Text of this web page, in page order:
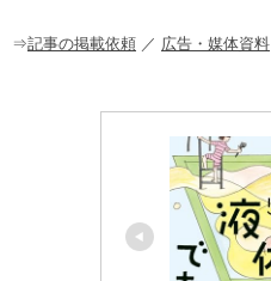
o
⇒記事の掲載依頼 ／ 広告・媒体資料